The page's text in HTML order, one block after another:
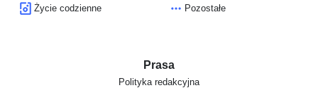
Życie codzienne Pozostałe
Prasa
Polityka redakcyjna